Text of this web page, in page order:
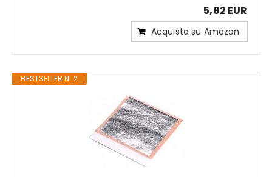
5,82 EUR
Acquista su Amazon
BESTSELLER N. 2